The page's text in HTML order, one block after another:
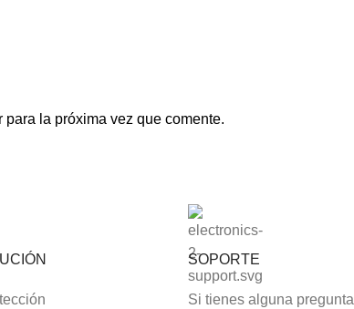
la próxima vez que comente.
SOPORTE
Si tienes alguna pregunta